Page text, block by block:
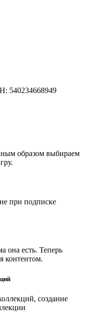
540234668949
образом выбираем
при подписке
она есть. Теперь
контентом.
создание